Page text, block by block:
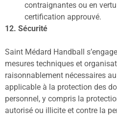
contraignantes ou en
certification approuvé.
12. Sécurité
Saint Médard Handball
mesures techniques et
raisonnablement nécessaires
applicable à la protection des
personnel, y compris la
autorisé ou illicite et contre la